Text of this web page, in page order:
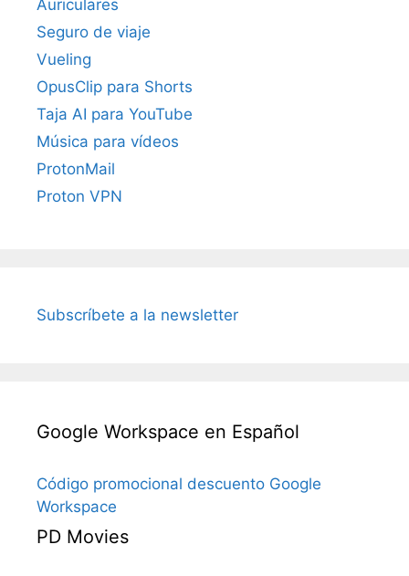
Auriculares
Seguro de viaje
Vueling
OpusClip para Shorts
Taja AI para YouTube
Música para vídeos
ProtonMail
Proton VPN
Subscríbete a la newsletter
Google Workspace en Español
Código promocional descuento Google
Workspace
PD Movies